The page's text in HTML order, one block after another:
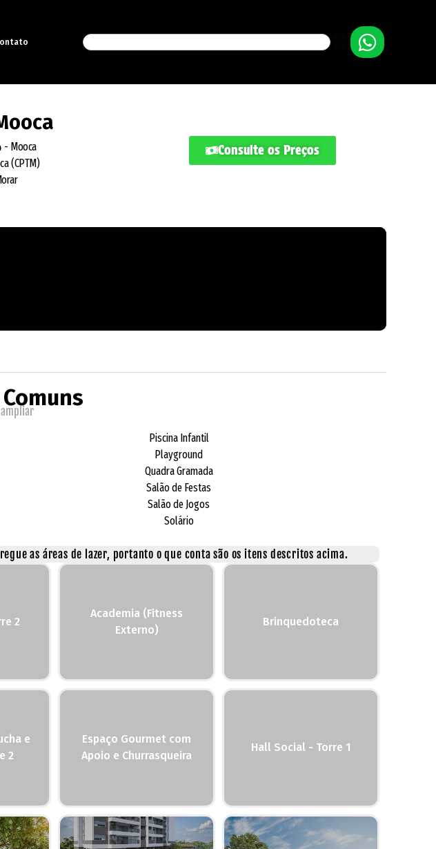
- Mooca
(CPTM)
Consulte os Preços
ampliar
Piscina Infantil
Playground
Quadra Gramada
Salão de Festas
Salão de Jogos
Solário
as áreas de lazer, portanto o que conta são os itens descritos acima.
2
Academia (Fitness
Externo)
Brinquedoteca
e
2
Espaço Gourmet com
Apoio e Churrasqueira
Hall Social - Torre 1